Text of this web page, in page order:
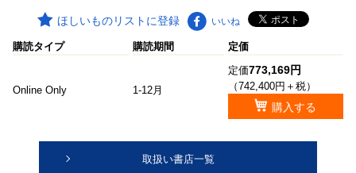
ほしいものリストに登録 いいね
購読タイプ 購読期間 定価
Online Only 1-12月
定価773,169円
（742,400円＋税）
購入する
取扱い書店一覧